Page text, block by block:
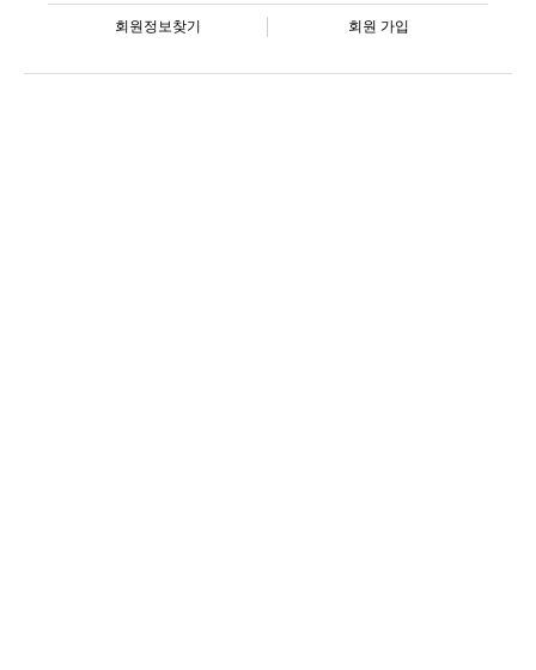
회원정보찾기 회원 가입